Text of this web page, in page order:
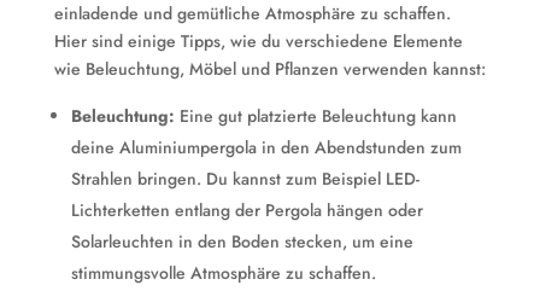
einladende und gemütliche Atmosphäre zu schaffen.
Hier sind einige Tipps, wie du verschiedene Elemente
wie Beleuchtung, Möbel und Pflanzen verwenden kannst:
Beleuchtung: Eine gut platzierte Beleuchtung kann
deine Aluminiumpergola in den Abendstunden zum
Strahlen bringen. Du kannst zum Beispiel LED-
Lichterketten entlang der Pergola hängen oder
Solarleuchten in den Boden stecken, um eine
stimmungsvolle Atmosphäre zu schaffen.